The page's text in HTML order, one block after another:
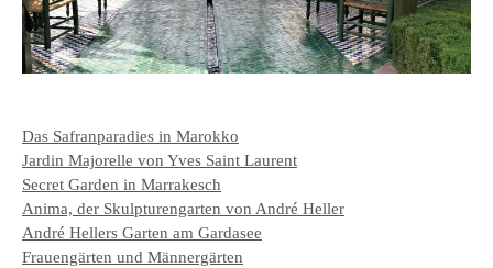
Das Safranparadies in Marokko
Jardin Majorelle von Yves Saint Laurent
Secret Garden in Marrakesch
Anima, der Skulpturengarten von André Heller
André Hellers Garten am Gardasee
Frauengärten und Männergärten